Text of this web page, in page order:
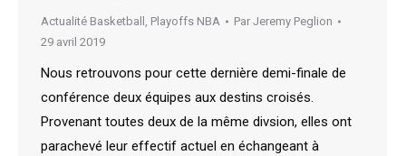
Actualité Basketball , Playoffs NBA Par Jeremy Peglion
29 avril 2019
Nous retrouvons pour cette dernière demi-finale de
conférence deux équipes aux destins croisés.
Provenant toutes deux de la même divsion, elles ont
parachevé leur effectif actuel en échangeant à